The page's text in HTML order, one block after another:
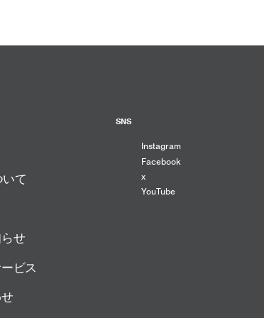
て
せ
ビス
SNS
Instagram
Facebook
x
YouTube